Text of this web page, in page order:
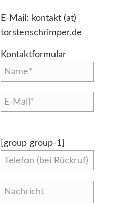
E-Mail: kontakt (at)
torstenschrimper.de
Kontaktformular
[group group-1]